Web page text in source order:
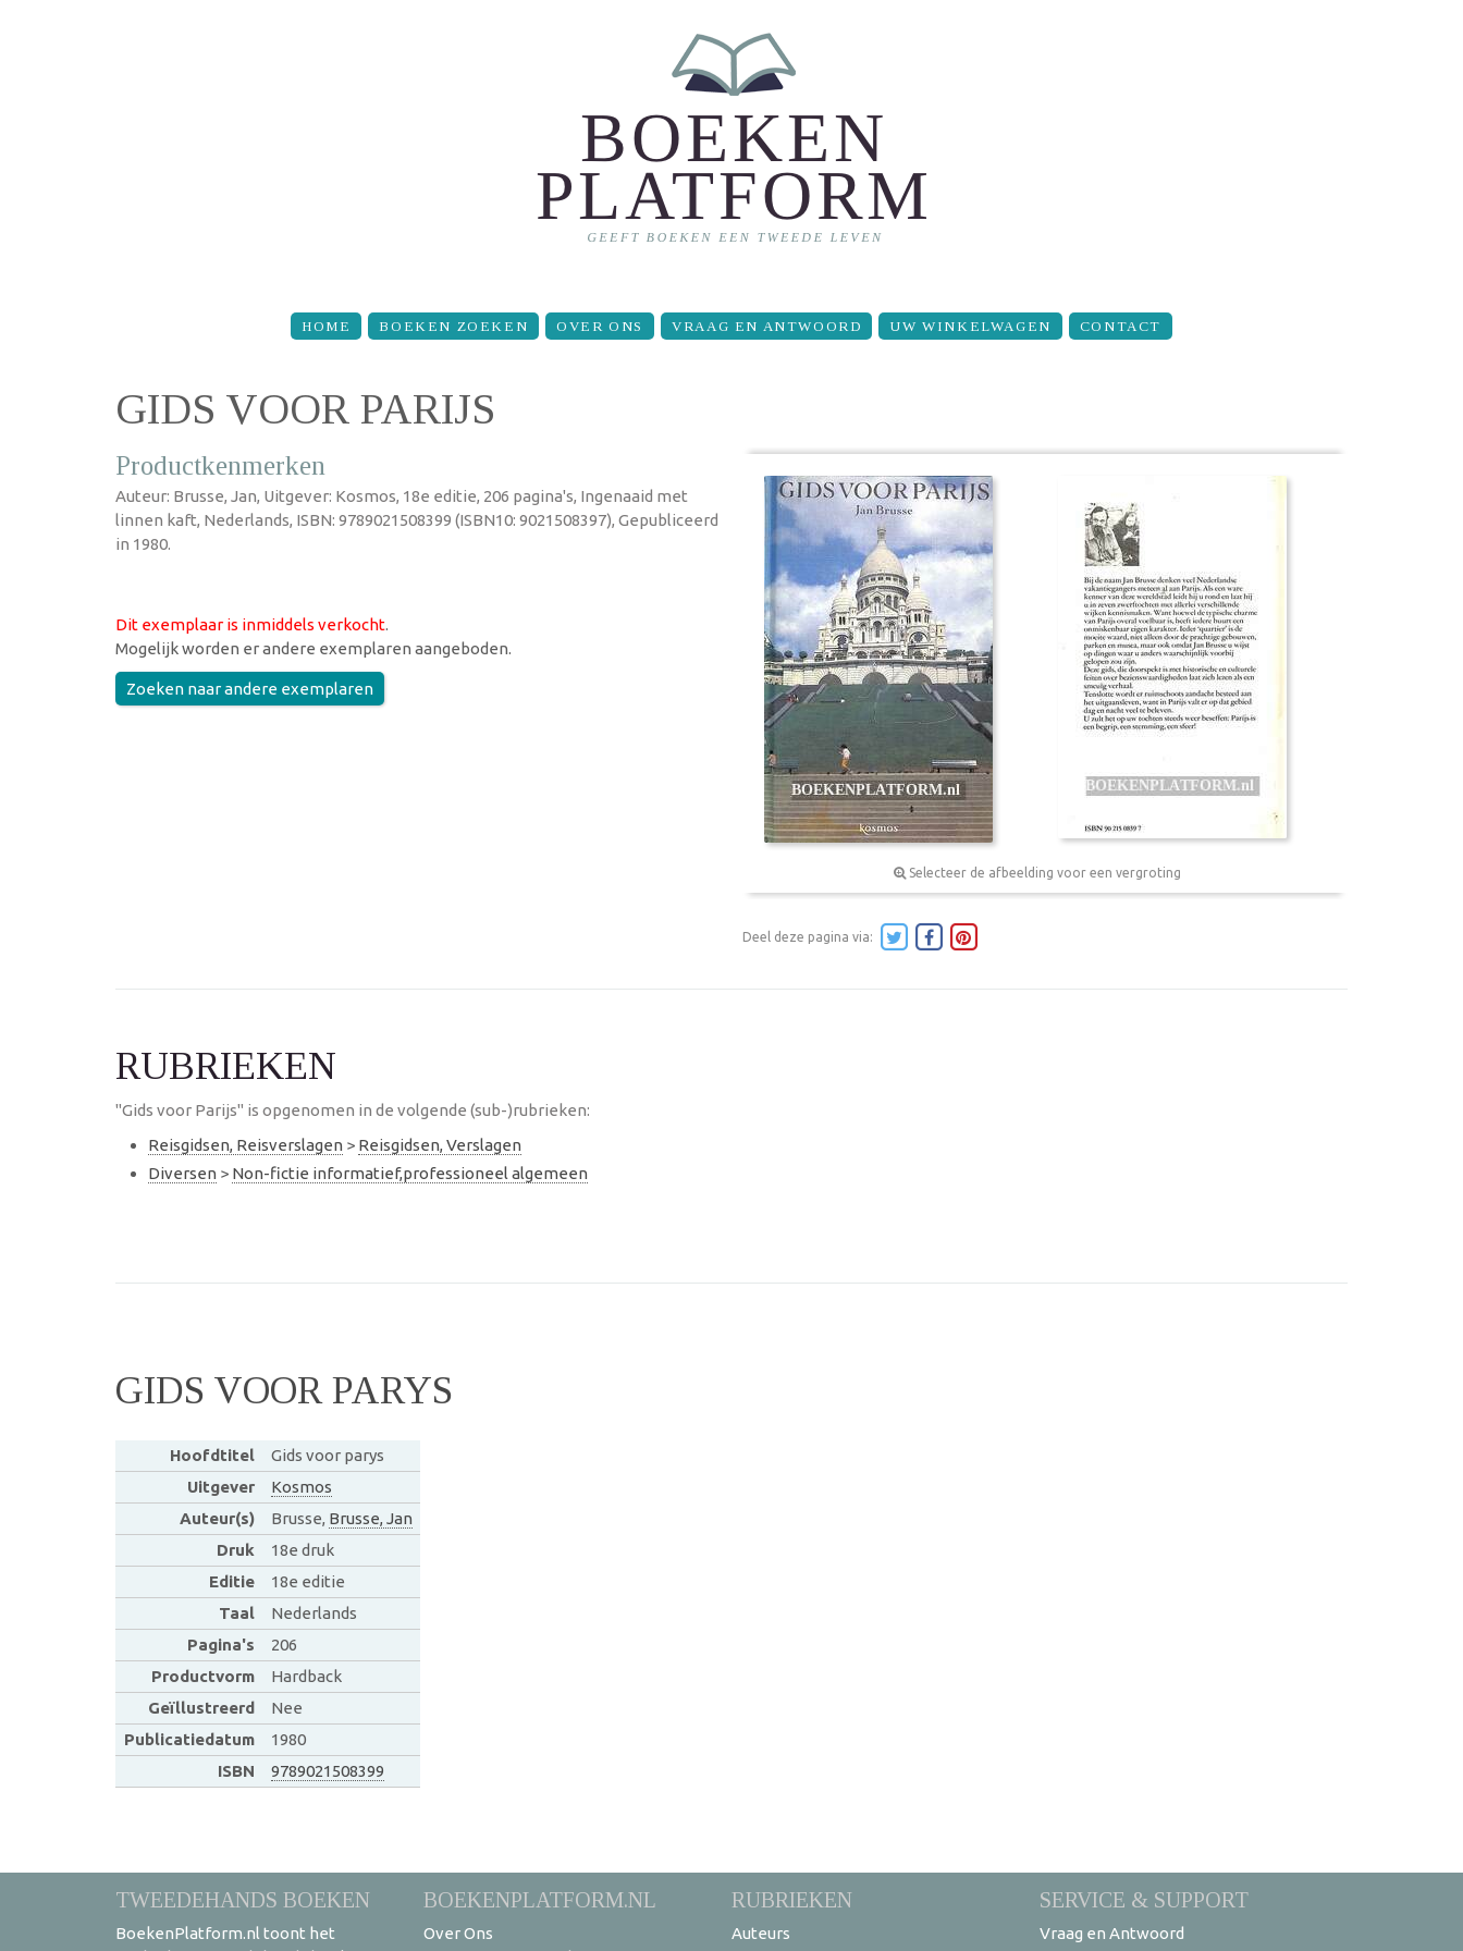
HOME BOEKEN ZOEKEN OVER ONS VRAAG EN ANTWOORD UW WINKELWAGEN CONTACT
GIDS VOOR PARIJS
Productkenmerken
Auteur: Brusse, Jan, Uitgever: Kosmos, 18e editie, 206 pagina's, Ingenaaid met
linnen kaft, Nederlands, ISBN: 9789021508399 (ISBN10: 9021508397), Gepubliceerd
in 1980.
Dit exemplaar is inmiddels verkocht.
Mogelijk worden er andere exemplaren aangeboden.
Zoeken naar andere exemplaren
Selecteer de afbeelding voor een vergroting
Deel deze pagina via:
RUBRIEKEN
"Gids voor Parijs" is opgenomen in de volgende (sub-)rubrieken:
Reisgidsen, Reisverslagen > Reisgidsen, Verslagen
Diversen > Non-fictie informatief,professioneel algemeen
GIDS VOOR PARYS
Hoofdtitel
Gids voor parys
Uitgever
Kosmos
Auteur(s)
Brusse, Brusse, Jan
Druk
18e druk
Editie
18e editie
Taal
Nederlands
Pagina's
206
Productvorm
Hardback
Geïllustreerd
Nee
Publicatiedatum
1980
ISBN
9789021508399
TWEEDEHANDS BOEKEN
BoekenPlatform.nl toont het
BOEKENPLATFORM.NL
Over Ons
RUBRIEKEN
Auteurs
SERVICE & SUPPORT
Vraag en Antwoord